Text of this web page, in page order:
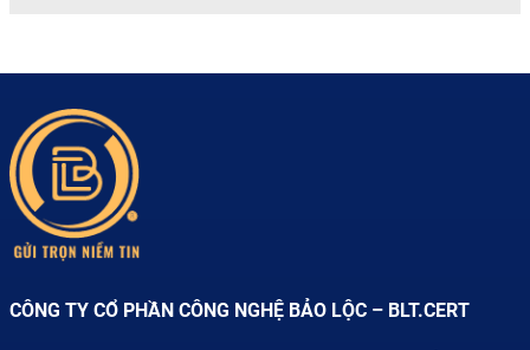
CÔNG TY CỔ PHẦN CÔNG NGHỆ BẢO LỘC – BLT.CERT